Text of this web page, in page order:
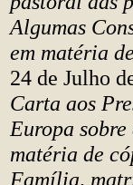
Algumas
em matéria
24 de Julho
Carta aos
Europa
matéria de
Família,